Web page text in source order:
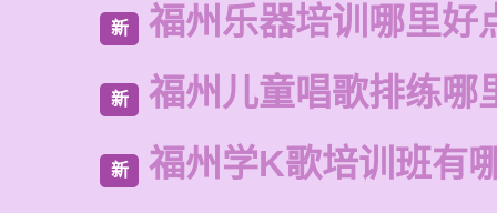
新 福州乐器培训哪里好
新 福州儿童唱歌排练哪
新 福州学K歌培训班有